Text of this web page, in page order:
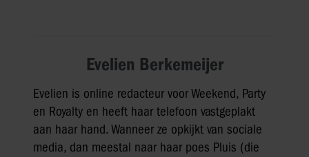
Evelien Berkemeijer
Evelien is online redacteur voor Weekend, Party
en Royalty en heeft haar telefoon vastgeplakt
aan haar hand. Wanneer ze opkijkt van sociale
media, dan meestal naar haar poes Pluis (die